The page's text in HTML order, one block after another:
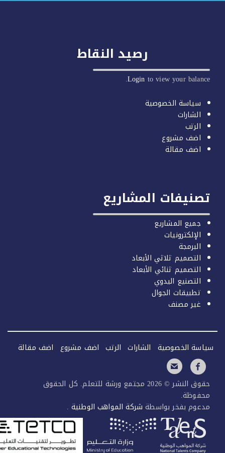
رصيد النقاط
Loginto view your
سياسة الخصوصية
الشارات
الرتب
اضف مشروع
اضف مقالة
المشاريع
جميع المشاريع
الإلكترونيات
البرمجة
التصميم ثلاثي الأبعاد
التصميم ثنائي الأبعاد
التصنيع اليدوي
تطبيقات الجوال
غير مصنف
الخصوصية الشارات الرتب اضف مشروع اضف مقالة
حقوق النشر © 2026 مجتمع ورشة للتعلم. كل الحقوق
بفخر بواسطةشركة المواهب الوطنية.